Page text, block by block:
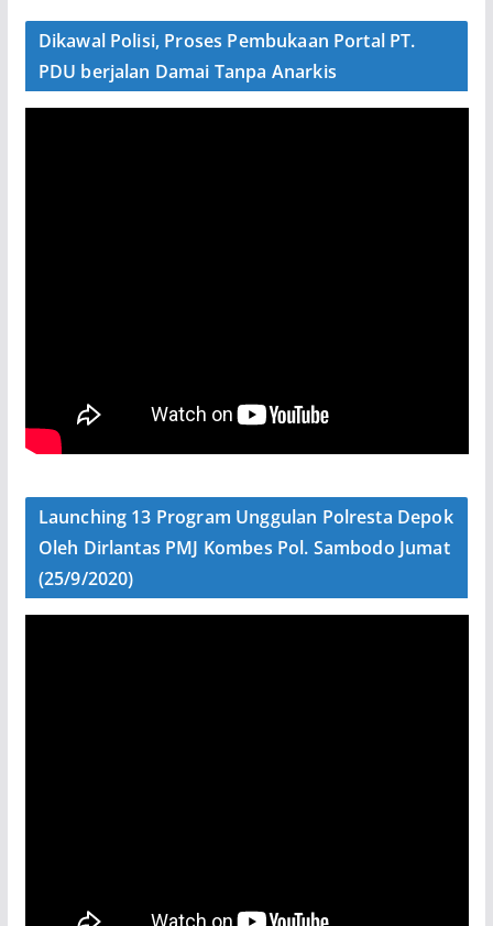
Dikawal Polisi, Proses Pembukaan Portal PT.
PDU berjalan Damai Tanpa Anarkis
Launching 13 Program Unggulan Polresta Depok
Oleh Dirlantas PMJ Kombes Pol. Sambodo Jumat
(25/9/2020)